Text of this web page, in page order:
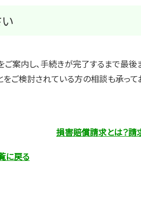
案内し、手続きが完了するまで最後
ご検討されている方の相談も承って
損害賠償請求とは？請
に戻る